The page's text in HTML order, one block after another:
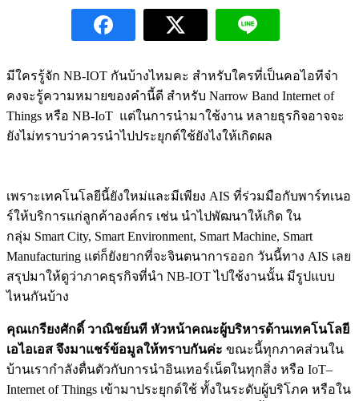
มีใครรู้จัก NB-IOT กันบ้างไหมคะ สำหรับใครที่เป็นคอไอทีจ๋า
คงจะรู้ความหมายของคำนี้ดี สำหรับ Narrow Band Internet of
Things หรือ NB-IoT แต่ในการนำมาใช้งาน หลายธุรกิจอาจจะ
ยังไม่ทราบว่าควรนำไปประยุกต์ใช้ยังไงให้เกิดผล
เพราะเทคโนโลยีนี้ยังใหม่และมีเพียง AIS ที่ร่วมมือกับพาร์ทเนอ
ร์ให้บริการแก่ลูกค้าองค์กร เช่น นำไปพัฒนาให้เกิด ใน
กลุ่ม Smart City, Smart Environment, Smart Machine, Smart
Manufacturing แต่ก็ยังยากที่จะจินตนาการออก วันนี้ทาง AIS เลย
สรุปมาให้ดูว่าภาคธุรกิจที่นำ NB-IOT ไปใช้งานนั้น มีรูปแบบ
ไหนกันบ้าง
คุณเกรียงศักดิ์ วาณิชย์นที หัวหน้าคณะผู้บริหารด้านเทคโนโลยี
เอไอเอส จึงมาแชร์ข้อมูลให้ทราบกันค่ะ ขณะนี้ทุกภาคส่วนใน
บ้านเรากำลังตื่นตัวกับการนำอินเทอร์เน็ตในทุกสิ่ง หรือ IoT–
Internet of Things เข้ามาประยุกต์ใช้ ทั้งในระดับผู้บริโภค หรือใน